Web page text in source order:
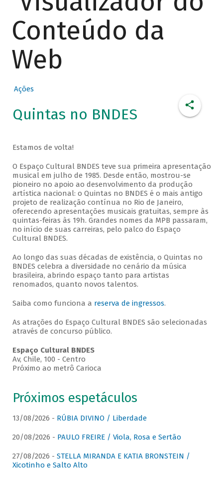
Conteúdo da
Web
Ações
Quintas no BNDES
Estamos de volta!
O Espaço Cultural BNDES teve sua primeira apresentação
musical em julho de 1985. Desde então, mostrou-se
pioneiro no apoio ao desenvolvimento da produção
artística nacional: o Quintas no BNDES é o mais antigo
projeto de realização contínua no Rio de Janeiro,
oferecendo apresentações musicais gratuitas, sempre às
quintas-feiras às 19h. Grandes nomes da MPB passaram,
no início de suas carreiras, pelo palco do Espaço
Cultural BNDES.
Ao longo das suas décadas de existência, o Quintas no
BNDES celebra a diversidade no cenário da música
brasileira, abrindo espaço tanto para artistas
renomados, quanto novos talentos.
Saiba como funciona a reserva de ingressos.
As atrações do Espaço Cultural BNDES são selecionadas
através de concurso público.
Espaço Cultural BNDES
Av, Chile, 100 - Centro
Próximo ao metrô Carioca
Próximos espetáculos
13/08/2026 - RÚBIA DIVINO / Liberdade
20/08/2026 - PAULO FREIRE / Viola, Rosa e Sertão
27/08/2026 - STELLA MIRANDA E KATIA BRONSTEIN /
Xicotinho e Salto Alto